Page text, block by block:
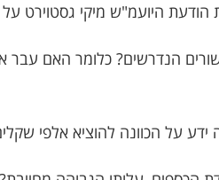
היועמ"ש מיקי גסטוירט על
הנדרשים? כלומר האם עבר
על הכוונה להוציא אלפי